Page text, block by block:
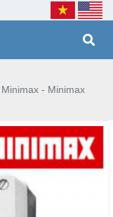
- Minimax